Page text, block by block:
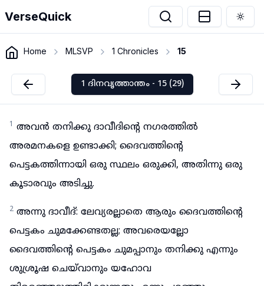
VerseQuick
Home MLSVP 1 Chronicles 15
1 ദിനവൃത്താന്തം - 15 (29)
1 അവൻ തനിക്കു ദാവീദിന്റെ നഗരത്തിൽ
അരമനകളെ ഉണ്ടാക്കി; ദൈവത്തിന്റെ
പെട്ടകത്തിന്നായി ഒരു സ്ഥലം ഒരുക്കി, അതിന്നു ഒരു
കൂടാരവും അടിച്ചു.
2 അന്നു ദാവീദ്: ലേവ്യരല്ലാതെ ആരും ദൈവത്തിന്റെ
പെട്ടകം ചുമക്കേണ്ടതല്ല; അവരെയല്ലോ
ദൈവത്തിന്റെ പെട്ടകം ചുമപ്പാനും തനിക്കു എന്നും
ശുശ്രൂഷ ചെയ്‌വാനും യഹോവ